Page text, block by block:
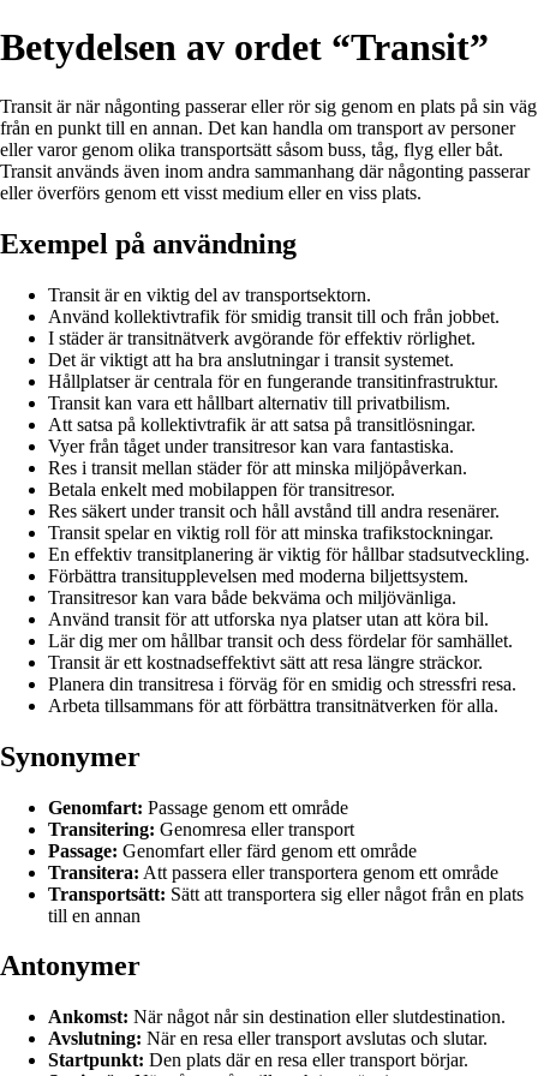
Betydelsen av ordet “Transit”
Transit är när någonting passerar eller rör sig genom en plats på sin väg
från en punkt till en annan. Det kan handla om transport av personer
eller varor genom olika transportsätt såsom buss, tåg, flyg eller båt.
Transit används även inom andra sammanhang där någonting passerar
eller överförs genom ett visst medium eller en viss plats.
Exempel på användning
Transit är en viktig del av transportsektorn.
Använd kollektivtrafik för smidig transit till och från jobbet.
I städer är transitnätverk avgörande för effektiv rörlighet.
Det är viktigt att ha bra anslutningar i transit systemet.
Hållplatser är centrala för en fungerande transitinfrastruktur.
Transit kan vara ett hållbart alternativ till privatbilism.
Att satsa på kollektivtrafik är att satsa på transitlösningar.
Vyer från tåget under transitresor kan vara fantastiska.
Res i transit mellan städer för att minska miljöpåverkan.
Betala enkelt med mobilappen för transitresor.
Res säkert under transit och håll avstånd till andra resenärer.
Transit spelar en viktig roll för att minska trafikstockningar.
En effektiv transitplanering är viktig för hållbar stadsutveckling.
Förbättra transitupplevelsen med moderna biljettsystem.
Transitresor kan vara både bekväma och miljövänliga.
Använd transit för att utforska nya platser utan att köra bil.
Lär dig mer om hållbar transit och dess fördelar för samhället.
Transit är ett kostnadseffektivt sätt att resa längre sträckor.
Planera din transitresa i förväg för en smidig och stressfri resa.
Arbeta tillsammans för att förbättra transitnätverken för alla.
Synonymer
Genomfart: Passage genom ett område
Transitering: Genomresa eller transport
Passage: Genomfart eller färd genom ett område
Transitera: Att passera eller transportera genom ett område
Transportsätt: Sätt att transportera sig eller något från en plats
till en annan
Antonymer
Ankomst: När något når sin destination eller slutdestination.
Avslutning: När en resa eller transport avslutas och slutar.
Startpunkt: Den plats där en resa eller transport börjar.